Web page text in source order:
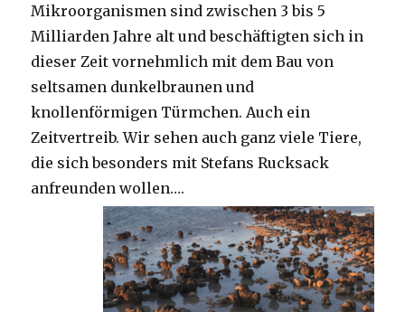
Mikroorganismen sind zwischen 3 bis 5
Milliarden Jahre alt und beschäftigten sich in
dieser Zeit vornehmlich mit dem Bau von
seltsamen dunkelbraunen und
knollenförmigen Türmchen. Auch ein
Zeitvertreib. Wir sehen auch ganz viele Tiere,
die sich besonders mit Stefans Rucksack
anfreunden wollen….